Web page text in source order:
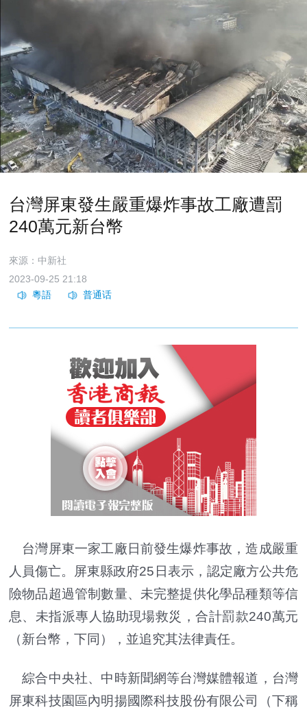
台灣屏東發生嚴重爆炸事故工廠遭罰
240萬元新台幣
來源：中新社
2023-09-25 21:18
台灣屏東一家工廠日前發生爆炸事故，造成嚴重
人員傷亡。屏東縣政府25日表示，認定廠方公共危
險物品超過管制數量、未完整提供化學品種類等信
息、未指派專人協助現場救災，合計罰款240萬元
（新台幣，下同），並追究其法律責任。
綜合中央社、中時新聞網等台灣媒體報道，台灣
屏東科技園區內明揚國際科技股份有限公司（下稱